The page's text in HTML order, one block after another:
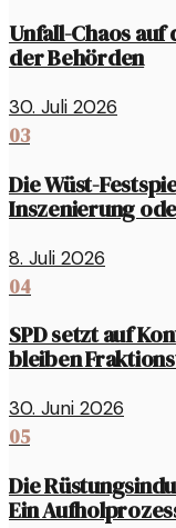
Unfall-Chaos auf
der Behörden
30. Juli 2026
03
Die Wüst-
Inszenierung
8. Juli 2026
04
SPD setzt auf
bleiben
30. Juni 2026
05
Die
Ein